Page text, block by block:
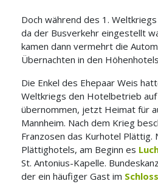
Doch während des 1.
da der Busverkehr eingestellt
kamen dann vermehrt die
Übernachten in den
Die Enkel des Ehepaar Weis
Weltkriegs den Hotelbetrieb
übernommen, jetzt Heimat für
Mannheim. Nach dem Krieg
Franzosen das Kurhotel Plättig.
Plättighotels, am Beginn es
St. Antonius-Kapelle.
der ein häufiger Gast im